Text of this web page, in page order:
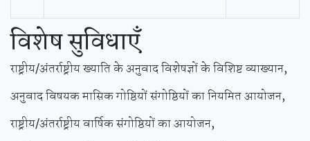
विशेषसुविधाएँ
राष्ट्रीय/अंतर्राष्ट्रीय ख्याति के अनुवाद विशेषज्ञों के विशिष्ट व्याख्यान,
अनुवाद विषयक मासिक गोष्ठियों संगोष्ठियों का नियमित आयोजन,
राष्ट्रीय/अंतर्राष्ट्रीय वार्षिक संगोष्ठियों का आयोजन,